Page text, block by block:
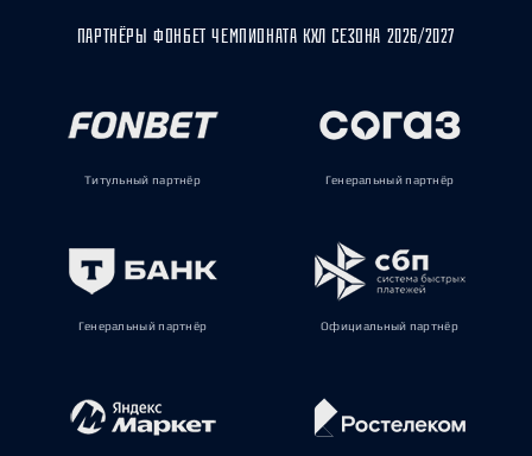
ПАРТНЁРЫ ФОНБЕТ ЧЕМПИОНАТА КХЛ СЕЗОНА 2026/2027
Титульный партнёр Генеральный партнёр
Генеральный партнёр Официальный партнёр